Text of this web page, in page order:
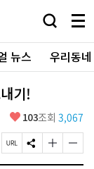
검
창
열
기
메
뉴
전
체
보
뉴스 우리동
기!
좋
요
103조회 3,067
페
이
S
N
글
자
글
자